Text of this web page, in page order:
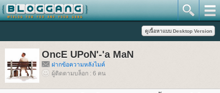
OncE UPoN'-'a MaN
ฝากข้อความหลังไมค์
ผู้ติดตามบล็อก : 6 คน